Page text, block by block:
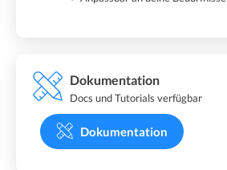
Dokumentation
Docs und Tutorials verfügbar
Dokumentation